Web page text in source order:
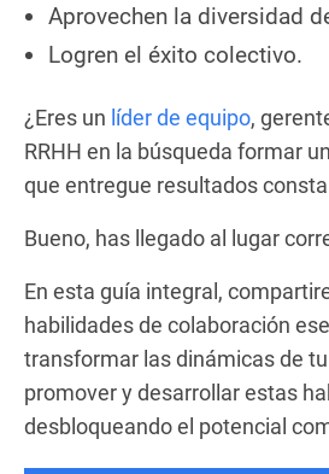
Aprovechen la diversidad
Logren el éxito colectivo.
¿Eres un líder de equipo,
RRHH en la búsqueda formar
que entregue resultados
Bueno, has llegado al lugar
En esta guía integral,
habilidades de colaboración
transformar las dinámicas de
promover y desarrollar estas
desbloqueando el potencial